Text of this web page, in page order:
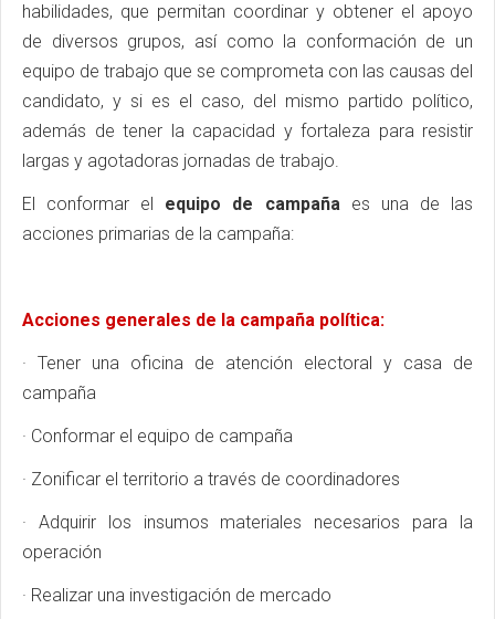
habilidades, que permitan coordinar y obtener el apoyo
de diversos grupos, así como la conformación de un
equipo de trabajo que se comprometa con las causas del
candidato, y si es el caso, del mismo partido político,
además de tener la capacidad y fortaleza para resistir
largas y agotadoras jornadas de trabajo.
El conformar el equipo de campañaes una de las
acciones primarias de la campaña:
Acciones generales de la campaña política:
· Tener una oficina de atención electoral y casa de
campaña
· Conformar el equipo de campaña
· Zonificar el territorio a través de coordinadores
· Adquirir los insumos materiales necesarios para la
operación
· Realizar una investigación de mercado